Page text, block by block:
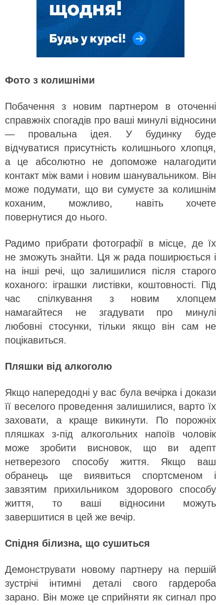
Фото з колишніми
Побачення з новим партнером в оточенні
справжніх спогадів про ваші минулі відносини
— провальна ідея. У будинку буде
відчуватися присутність колишнього хлопця,
а це абсолютно не допоможе налагодити
контакт між вами і новим шанувальником. Він
може подумати, що ви сумуєте за колишнім
коханим, можливо, навіть хочете
повернутися до нього.
Радимо прибрати фотографії в місце, де їх
не зможуть знайти. Ця ж рада поширюється і
на інші речі, що залишилися після старого
коханого: іграшки листівки, коштовності. Під
час спілкування з новим хлопцем
намагайтеся не згадувати про минулі
любовні стосунки, тільки якщо він сам не
поцікавиться.
Пляшки від алкоголю
Якщо напередодні у вас була вечірка і докази
її веселого проведення залишилися, варто їх
заховати, а краще викинути. По порожніх
пляшках з-під алкогольних напоїв чоловік
може зробити висновок, що ви адепт
нетверезого способу життя. Якщо ваш
обранець ще виявиться спортсменом і
завзятим прихильником здорового способу
життя, то ваші відносини можуть
завершитися в цей же вечір.
Спідня білизна, що сушиться
Демонструвати новому партнеру на першій
зустрічі інтимні деталі свого гардероба
зарано. Він може це сприйняти як сигнал про